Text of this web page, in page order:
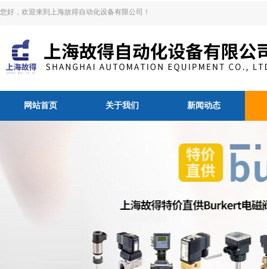
您好，欢迎来到上海故得自动化设备有限公司！
网站首页 关于我们 新闻动态